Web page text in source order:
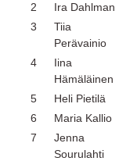
2
Ira Dahlman
3
Tiia
Perävainio
4
Iina
Hämäläinen
5 Heli Pietilä
6
Maria Kallio
7
Jenna
Sourulahti